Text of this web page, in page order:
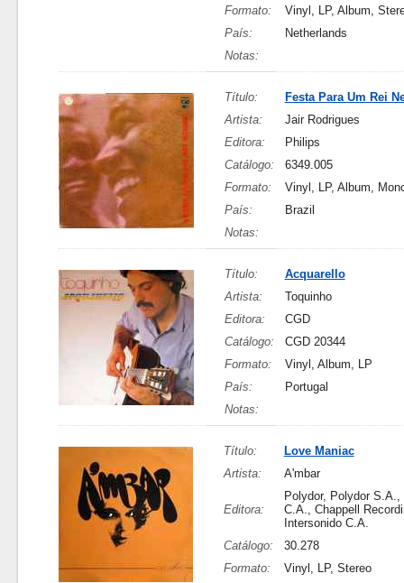
Formato:
Vinyl, LP, Album,
País:
Netherlands
Notas:
Título:
Festa Para Um Rei
Artista:
Jair Rodrigues
Editora:
Philips
Catálogo:
6349.005
Formato:
Vinyl, LP, Album,
País:
Brazil
Notas:
Título:
Acquarello
Artista:
Toquinho
Editora:
CGD
Catálogo:
CGD 20344
Formato:
Vinyl, Album, LP
País:
Portugal
Notas:
Título:
Love Maniac
Artista:
A'mbar
Editora:
Polydor, Polydor S.A.,
C.A., Chappell
Intersonido C.A.
Catálogo:
30.278
Formato:
Vinyl, LP, Stereo